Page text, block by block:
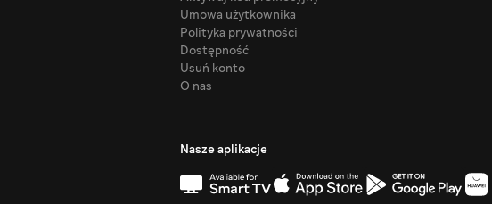
Umowa użytkownika
Polityka prywatności
Dostępność
Usuń konto
O nas
Nasze aplikacje